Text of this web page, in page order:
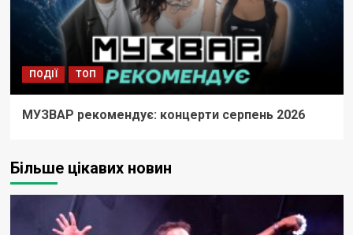
ПОДІЇ ТОП
МУЗВАР рекомендує: концерти серпень 2026
Більше цікавих новин